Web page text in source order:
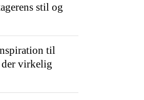
stil og
til
der virkelig